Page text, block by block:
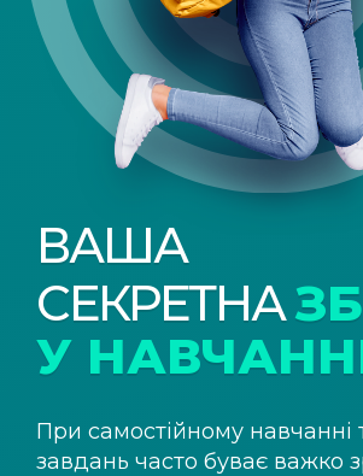
ВАША
СЕКРЕТНА
У
При самостійному навчанні
завдань часто буває важко